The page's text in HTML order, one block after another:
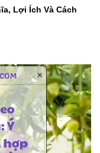
Lợi Ích Và Cách